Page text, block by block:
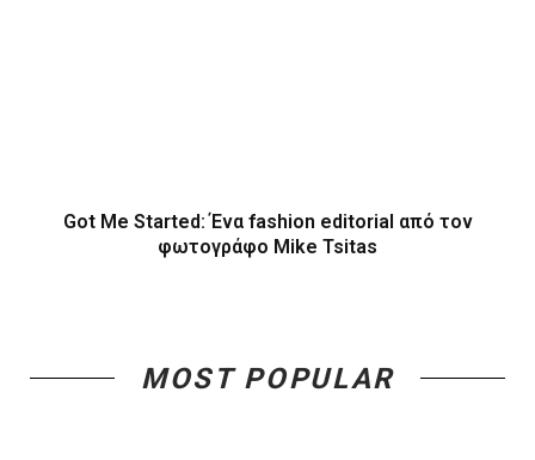
Got Me Started: Ένα fashion editorial από τον
φωτογράφο Mike Tsitas
MOST POPULAR